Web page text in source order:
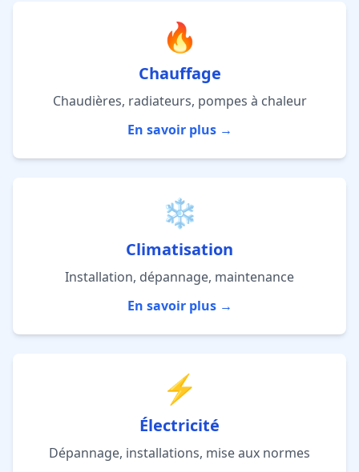
🔥
Chauffage
Chaudières, radiateurs, pompes à chaleur
En savoir plus →
❄️
Climatisation
Installation, dépannage, maintenance
En savoir plus →
⚡
Électricité
Dépannage, installations, mise aux normes